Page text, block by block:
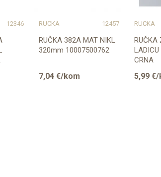
12346 RUČKA 12457
RUČKA 382A MAT NIKL
320mm 10007500762
7,04 €/kom
RUČKA
RUČKA
CRNA
5,99 €/